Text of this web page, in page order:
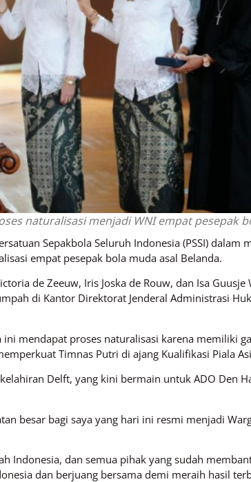
naturalisasi menjadi WNI empat pesepak
Sepakbola Seluruh Indonesia (PSSI) dalam
empat pesepak bola muda asal Belanda.
de Zeeuw, Iris Joska de Rouw, dan Isa
di Kantor Direktorat Jenderal Administrasi
mendapat proses naturalisasi karena memiliki
Timnas Putri di ajang Kualifikasi Piala
Delft, yang kini bermain untuk ADO Den
besar bagi saya yang hari ini resmi menjadi
Indonesia, dan semua pihak yang sudah
dan berjuang bersama demi meraih hasil